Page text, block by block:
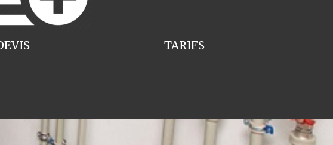
TARIFS